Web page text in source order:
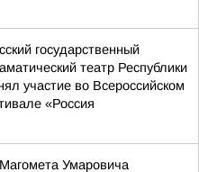
государственный
театр Республики
участие во Всероссийском
«Россия
Умаровича